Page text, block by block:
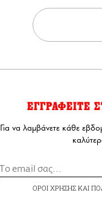
ΕΓΓΡΑΦΕΙΤΕ
Για να λαμβάνετε κάθε
ΟΡΟΙ ΧΡΗΣΗΣΚΑΙ